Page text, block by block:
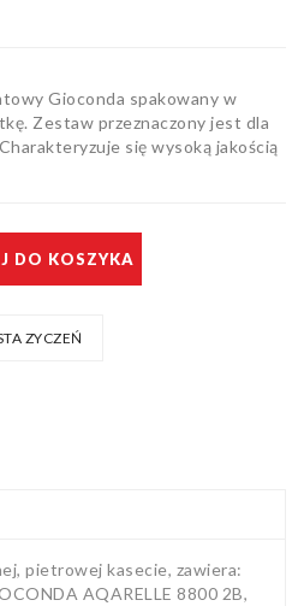
Gioconda spakowany w
Zestaw przeznaczony jest dla
się wysoką jakością
DO KOSZYKA
ZYCZEŃ
pietrowej kasecie, zawiera:
AQARELLE 8800 2B,